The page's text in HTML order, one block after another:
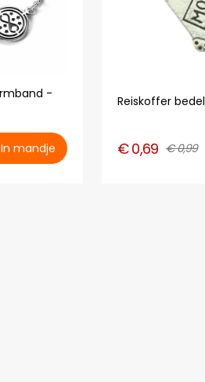
-
In mandje
Reiskoffer bedel
€ 0,69 € 0,99